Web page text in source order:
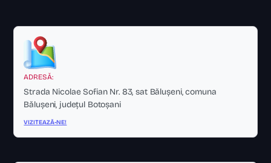
ADRESĂ:
Strada Nicolae Sofian Nr. 83, sat Bălușeni, comuna
Bălușeni, județul Botoșani
VIZITEAZĂ-NE!